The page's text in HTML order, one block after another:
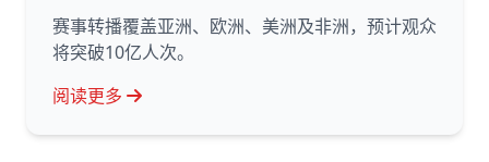
赛事转播覆盖亚洲、欧洲、美洲及非洲，预计观众
将突破10亿人次。
阅读更多